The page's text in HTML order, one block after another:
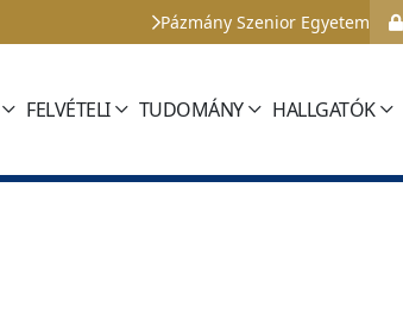
Pázmány Szenior Egyetem
FELVÉTELI TUDOMÁNY HALLGATÓK